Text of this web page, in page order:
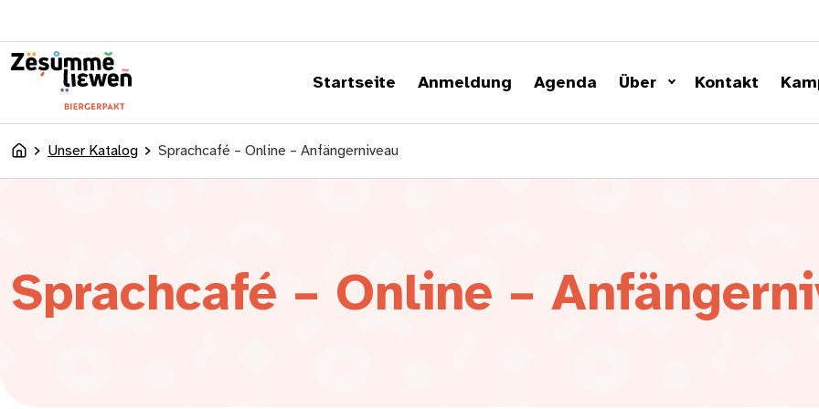
Startseite Anmeldung Agenda Über Kontakt
AccueilUnser Katalog Sprachcafé – Online – Anfängerniveau
Sprachcafé – Online –